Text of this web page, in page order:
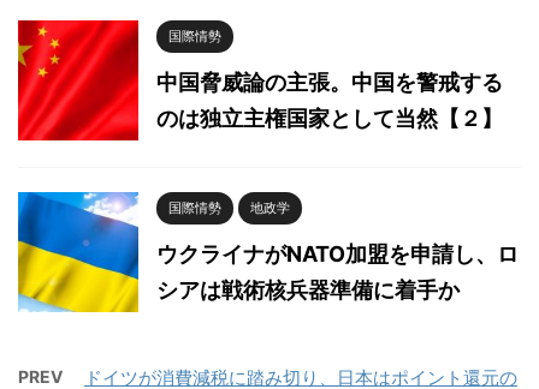
国際情勢
中国脅威論の主張。中国を警戒する
のは独立主権国家として当然【２】
国際情勢 地政学
ウクライナがNATO加盟を申請し、ロ
シアは戦術核兵器準備に着手か
PREV
ドイツが消費減税に踏み切り、日本はポイント還元の